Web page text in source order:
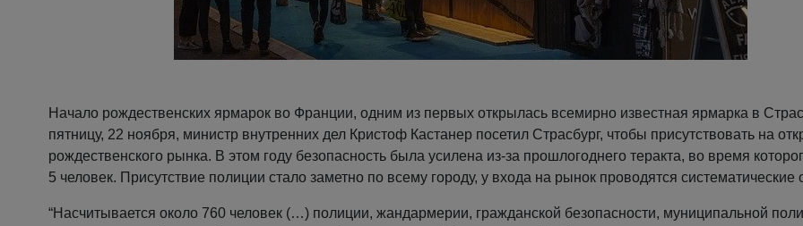
Начало рождественских ярмарок во Франции, одним из первых открылась всемирно известная ярмарка в
пятницу, 22 ноября, министр внутренних дел Кристоф Кастанер посетил Страсбург, чтобы присутствовать на
рождественского рынка. В этом году безопасность была усилена из-за прошлогоднего теракта, во время
5 человек. Присутствие полиции стало заметно по всему городу, у входа на рынок проводятся систематические
“Насчитывается около 760 человек (…) полиции, жандармерии, гражданской безопасности, муниципальной